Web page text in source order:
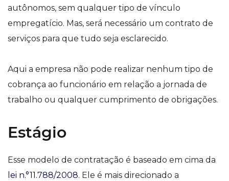
autônomos, sem qualquer tipo de vínculo
empregatício. Mas, será necessário um contrato de
serviços para que tudo seja esclarecido.
Aqui a empresa não pode realizar nenhum tipo de
cobrança ao funcionário em relação a jornada de
trabalho ou qualquer cumprimento de obrigações.
Estágio
Esse modelo de contratação é baseado em cima da
lei n.°11.788/2008. Ele é mais direcionado a